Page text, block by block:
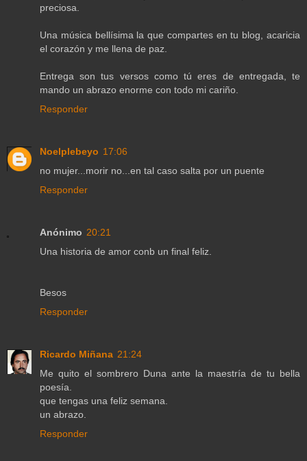
preciosa.
Una música bellísima la que compartes en tu blog, acaricia
el corazón y me llena de paz.
Entrega son tus versos como tú eres de entregada, te
mando un abrazo enorme con todo mi cariño.
Responder
Noelplebeyo 17:06
no mujer...morir no...en tal caso salta por un puente
Responder
Anónimo 20:21
Una historia de amor conb un final feliz.
Besos
Responder
Ricardo Miñana 21:24
Me quito el sombrero Duna ante la maestría de tu bella
poesía.
que tengas una feliz semana.
un abrazo.
Responder